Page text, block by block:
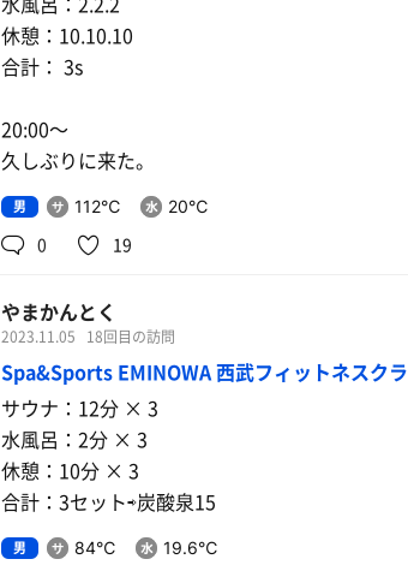
休憩：10.10.10
合計： 3s
20:00〜
久しぶりに来た。
男 112℃ 20℃
0 19
やまかんとく
2023.11.05 18回目の訪問
Spa&Sports EMINOWA 西武フィットネスク
サウナ：12分 × 3
水風呂：2分 × 3
休憩：10分 × 3
合計：3セット⇨炭酸泉15
男 84℃ 19.6℃